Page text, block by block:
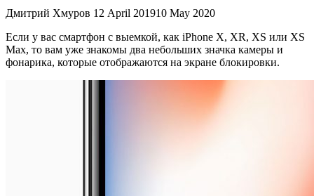
Дмитрий Хмуров 12 April 201910 May 2020
Если у вас смартфон с выемкой, как iPhone X, XR, XS или XS
Max, то вам уже знакомы два небольших значка камеры и
фонарика, которые отображаются на экране блокировки.